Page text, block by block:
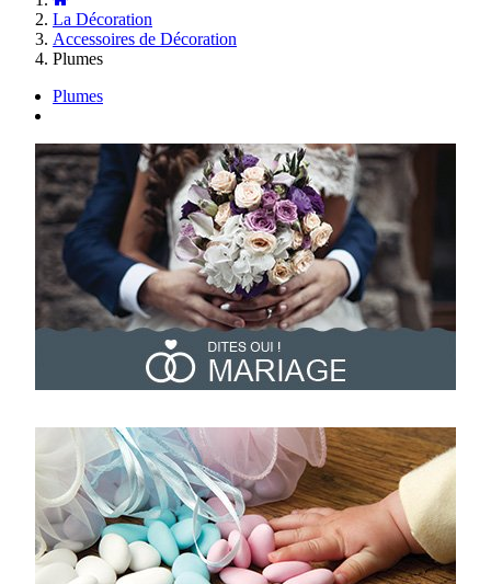
La Décoration
Accessoires de Décoration
Plumes
Plumes